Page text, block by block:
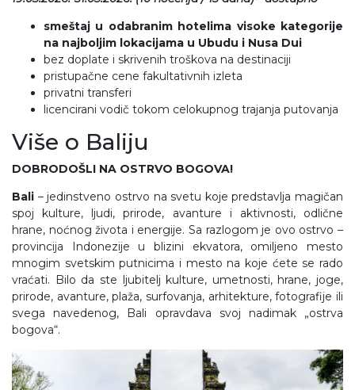
smeštaj u odabranim hotelima visoke kategorije
na najboljim lokacijama u Ubudu i Nusa Dui
bez doplate i skrivenih troškova na destinaciji
pristupačne cene fakultativnih izleta
privatni transferi
licencirani vodič tokom celokupnog trajanja putovanja
Više o Baliju
DOBRODOŠLI NA OSTRVO BOGOVA!
Bali – jedinstveno ostrvo na svetu koje predstavlja magičan
spoj kulture, ljudi, prirode, avanture i aktivnosti, odlične
hrane, noćnog života i energije. Sa razlogom je ovo ostrvo –
provincija Indonezije u blizini ekvatora, omiljeno mesto
mnogim svetskim putnicima i mesto na koje ćete se rado
vraćati. Bilo da ste ljubitelj kulture, umetnosti, hrane, joge,
prirode, avanture, plaža, surfovanja, arhitekture, fotografije ili
svega navedenog, Bali opravdava svoj nadimak „ostrva
bogova“.